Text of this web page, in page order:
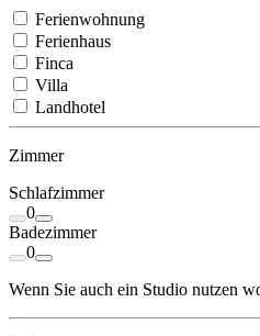
Ferienwohnung
Ferienhaus
Finca
Villa
Landhotel
Zimmer
Schlafzimmer
0
Badezimmer
0
Wenn Sie auch ein Studio nutzen